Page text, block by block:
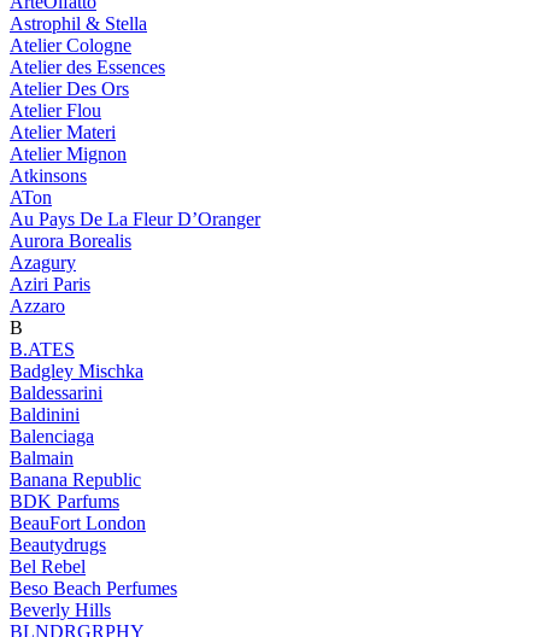
Astrophil & Stella
Atelier Cologne
Atelier des Essences
Atelier Des Ors
Atelier Flou
Atelier Materi
Atelier Mignon
Atkinsons
ATon
Au Pays De La Fleur D’Oranger
Aurora Borealis
Azagury
Aziri Paris
Azzaro
B
B.ATES
Badgley Mischka
Baldessarini
Baldinini
Balenciaga
Balmain
Banana Republic
BDK Parfums
BeauFort London
Beautydrugs
Bel Rebel
Beso Beach Perfumes
Beverly Hills
BLNDRGRPHY